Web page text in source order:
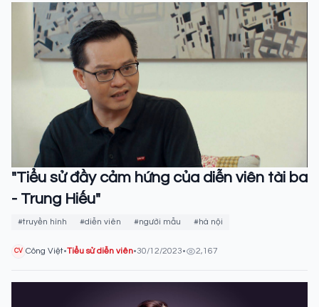
"Tiểu sử đầy cảm hứng của diễn viên tài ba
- Trung Hiếu"
#truyền hình #diễn viên #người mẫu #hà nội
CV Công Việt•Tiểu sử diễn viên•30/12/2023• 2,167